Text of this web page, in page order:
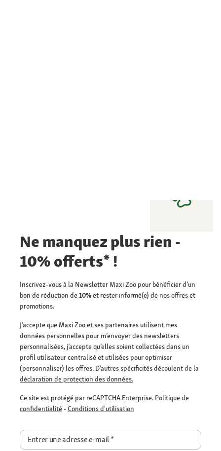
Ne manquez plus rien -
10% offerts* !
Inscrivez-vous à la Newsletter Maxi Zoo pour bénéficier d’un
bon de réduction de10%et rester informé(e) de nos offres et
promotions.
J’accepte que Maxi Zoo et ses partenaires utilisent mes
données personnelles pour m’envoyer des newsletters
personnalisées, j’accepte qu’elles soient collectées dans un
profil utilisateur centralisé et utilisées pour optimiser
(personnaliser) les offres. D’autres spécificités découlent de la
déclaration de protection des données.
Ce site est protégé par reCAPTCHA Enterprise. Politique de
confidentialité - Conditions d'utilisation
Entrer une adresse e-mail*